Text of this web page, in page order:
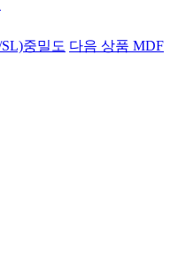
중밀도 다음 상품 MDF